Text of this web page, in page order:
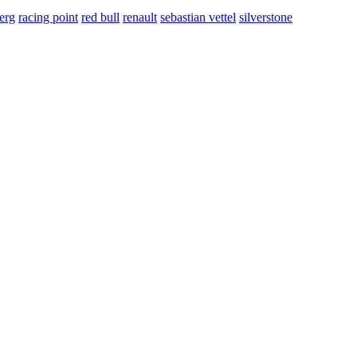
racing point red bull renault sebastian vettel silverstone